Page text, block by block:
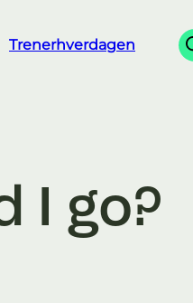
Trenerhverdagen
I go?